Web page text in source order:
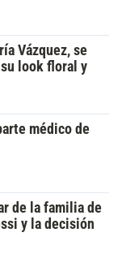
Vázquez, se
look floral y
médico de
de la familia de
y la decisión